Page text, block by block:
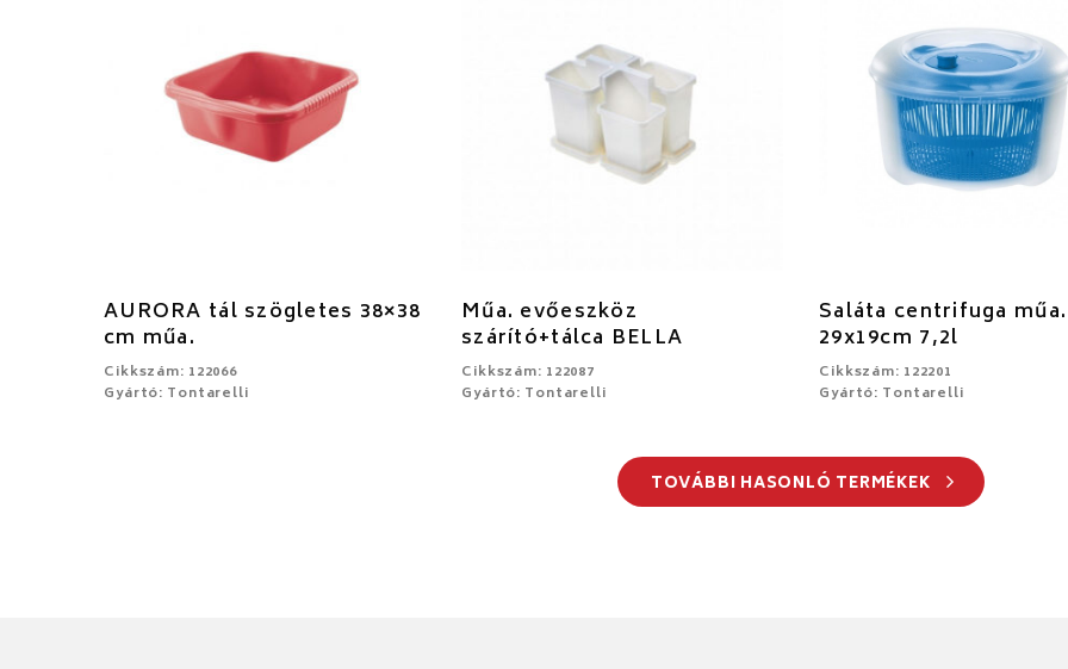
AURORA tál szögletes 38×38
cm műa.
Cikkszám: 122066
Gyártó: Tontarelli
Műa. evőeszköz
szárító+tálca BELLA
Cikkszám: 122087
Gyártó: Tontarelli
Saláta centrifuga műa.
29x19cm 7,2l
Cikkszám: 122201
Gyártó: Tontarelli
TOVÁBBI HASONLÓ TERMÉKEK